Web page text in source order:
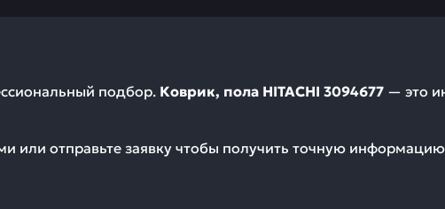
подбор. Коврик, пола HITACHI 3094677 — это
или отправьте заявку чтобы получить точную